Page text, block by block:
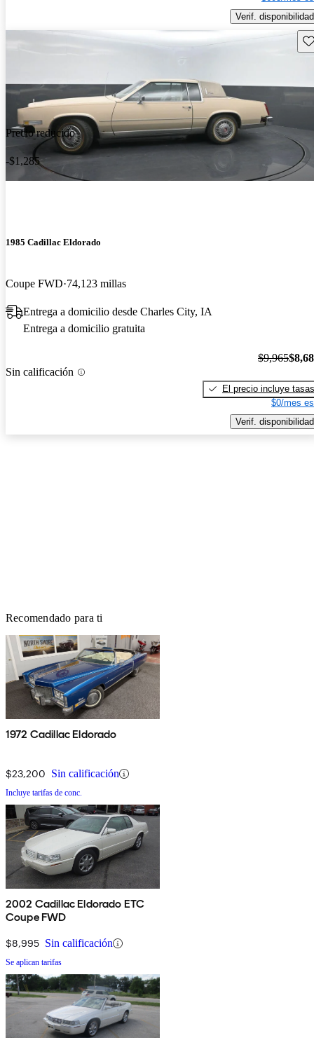
Verif. disponibilidad
Precio reducido
-$1,285
1985 Cadillac Eldorado
Coupe FWD 74,123 millas
Entrega a domicilio desde Charles City, IA
Entrega a domicilio gratuita
Sin calificación
$9,965
El precio incluye tasas
$0/mes
Verif. disponibilidad
Recomendado para ti
1972 Cadillac Eldorado
$23,200 Sin calificación
Incluye tarifas de conc.
2002 Cadillac Eldorado ETC
Coupe FWD
$8,995 Sin calificación
Se aplican tarifas